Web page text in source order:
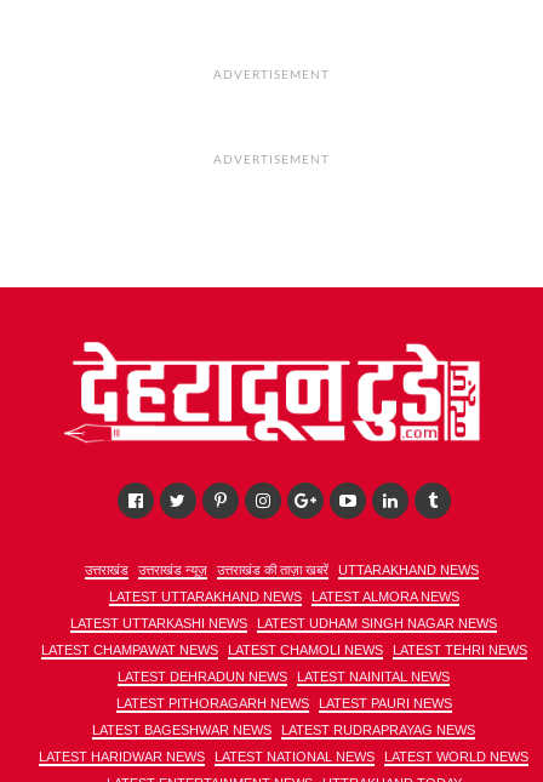
ADVERTISEMENT
ADVERTISEMENT
उत्तराखंड उत्तराखंड न्यूज़ उत्तराखंड की ताज़ा खबरें
UTTARAKHAND NEWS
LATEST UTTARAKHAND NEWS
LATEST ALMORA NEWS
LATEST UTTARKASHI NEWS
LATEST UDHAM SINGH NAGAR NEWS
LATEST CHAMPAWAT NEWS
LATEST CHAMOLI NEWS
LATEST TEHRI NEWS
LATEST DEHRADUN NEWS
LATEST NAINITAL NEWS
LATEST PITHORAGARH NEWS
LATEST PAURI NEWS
LATEST BAGESHWAR NEWS
LATEST RUDRAPRAYAG NEWS
LATEST HARIDWAR NEWS
LATEST NATIONAL NEWS
LATEST WORLD NEWS